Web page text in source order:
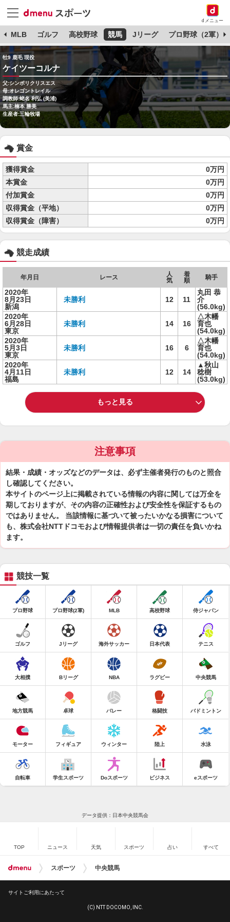
dメニュー
MLB ゴルフ 高校野球 競馬 Jリーグ プロ野球（2軍）
牡9 鹿毛 現役
ケイツーコルナ
父:シンボリクリスエス
母:オレゴントレイル
調教師:蛯名 利弘 (美浦)
馬主:楠本 勝美
生産者:三輪牧場
賞金
獲得賞金
0万円
本賞金
0万円
付加賞金
0万円
収得賞金（平地）
0万円
収得賞金（障害）
0万円
競走成績
年月日 レース
人
気
着
順
騎手
2020年
8月23日
新潟
未勝利 12 11
丸田 恭
介
(56.0kg)
2020年
6月28日
東京
未勝利 14 16
△木幡
育也
(54.0kg)
2020年
5月3日
東京
未勝利 16 6
△木幡
育也
(54.0kg)
2020年
4月11日
福島
未勝利 12 14
▲秋山
稔樹
(53.0kg)
もっと見る
注意事項
結果・成績・オッズなどのデータは、必ず主催者発行のものと照合
し確認してください。
本サイトのページ上に掲載されている情報の内容に関しては万全を
期しておりますが、その内容の正確性および安全性を保証するもの
ではありません。 当該情報に基づいて被ったいかなる損害について
も、株式会社NTTドコモおよび情報提供者は一切の責任を負いかね
ます。
競技一覧
プロ野球 プロ野球(2軍) MLB 高校野球 侍ジャパン
ゴルフ Jリーグ 海外サッカー 日本代表 テニス
大相撲 Bリーグ NBA ラグビー 中央競馬
地方競馬 卓球 バレー 格闘技 バドミントン
モーター フィギュア ウィンター 陸上 水泳
自転車 学生スポーツ Doスポーツ ビジネス eスポーツ
データ提供：日本中央競馬会
TOP ニュース 天気 スポーツ 占い すべて
スポーツ 中央競馬
サイトご利用にあたって
(C) NTT DOCOMO, INC.